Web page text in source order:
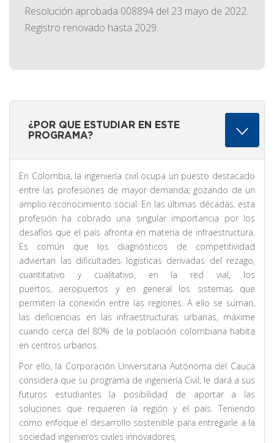
Resolución aprobada 008894 del 23 mayo de 2022.
Registro renovado hasta 2029.
¿POR QUE ESTUDIAR EN ESTE
PROGRAMA?
En Colombia, la ingeniería civil ocupa un puesto destacado
entre las profesiones de mayor demanda; gozando de un
amplio reconocimiento social. En las últimas décadas, esta
profesión ha cobrado una singular importancia por los
desafíos que el país afronta en materia de infraestructura.
Es común que los diagnósticos de competitividad
adviertan las dificultades logísticas derivadas del rezago,
cuantitativo y cualitativo, en la red vial, los
puertos, aeropuertos y en general los sistemas que
permiten la conexión entre las regiones. A ello se suman,
las deficiencias en las infraestructuras urbanas, máxime
cuando cerca del 80% de la población colombiana habita
en centros urbanos.
Por ello, la Corporación Universitaria Autónoma del Cauca
considera que su programa de ingeniería Civil, le dará a sus
futuros estudiantes la posibilidad de aportar a las
soluciones que requieren la región y el país. Teniendo
como enfoque el desarrollo sostenible para entregarle a la
sociedad ingenieros civiles innovadores,